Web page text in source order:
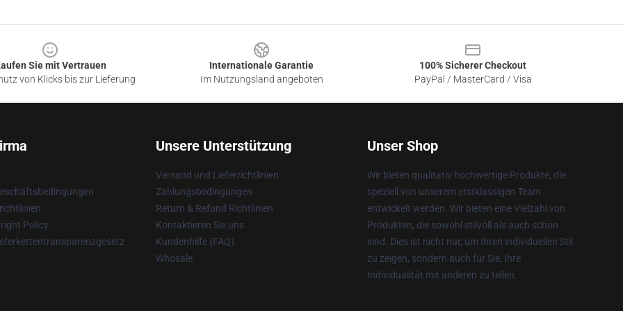
Sie mit Vertrauen
von Klicks bis zur Lieferung
Internationale Garantie
Im Nutzungsland angeboten
100% Sicherer Checkout
PayPal / MasterCard / Visa
Policy
Unsere Unterstützung
Versand und Lieferrichtlinien
Zahlungsbedingungen
Return & Refund Richtlinien
Kontaktieren Sie uns
Kundenhilfe (FAQ)
Whosale
Unser Shop
Wir bieten qualitativ hochwertige Produkte, die
speziell von unserem erstklassigen Team
entwickelt werden. Wir bieten eine Vielzahl von
Produkten, die sowohl stilvoll als auch schön
sind. Dies ist nicht nur, um Ihren individuellen Stil
zu zeigen, sondern auch für Sie, Ihre
Individualität mit anderen zu teilen.